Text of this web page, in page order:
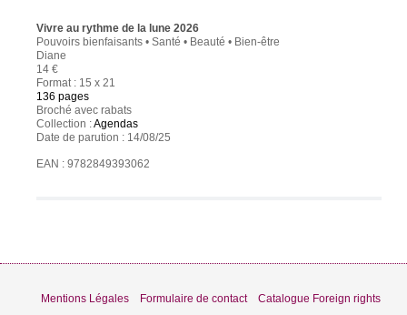
Vivre au rythme de la lune 2026
Pouvoirs bienfaisants • Santé • Beauté • Bien-être
Diane
14 €
Format : 15 x 21
136 pages
Broché avec rabats
Collection :Agendas
Date de parution : 14/08/25
EAN : 9782849393062
Mentions Légales Formulaire de contact Catalogue Foreign rights